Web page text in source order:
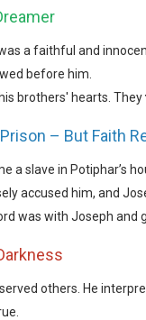
a faithful and
before him.
brothers' hearts. They
– But Faith
a slave in Potiphar’s
accused him, and
was with Joseph and
others. He